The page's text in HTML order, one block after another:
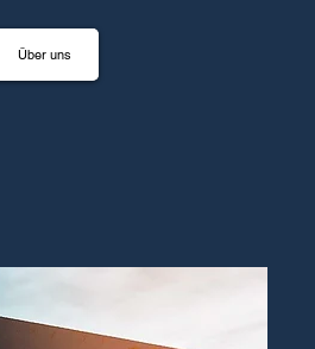
Über uns